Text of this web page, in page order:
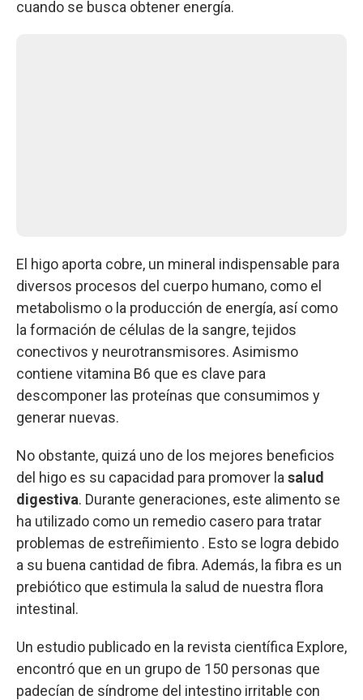
cuando se busca obtener energía.
El higo aporta cobre, un mineral indispensable para
diversos procesos del cuerpo humano, como el
metabolismo o la producción de energía, así como
la formación de células de la sangre, tejidos
conectivos y neurotransmisores. Asimismo
contiene vitamina B6 que es clave para
descomponer las proteínas que consumimos y
generar nuevas.
No obstante, quizá uno de los mejores beneficios
del higo es su capacidad para promover la salud
digestiva. Durante generaciones, este alimento se
ha utilizado como un remedio casero para tratar
problemas de estreñimiento . Esto se logra debido
a su buena cantidad de fibra. Además, la fibra es un
prebiótico que estimula la salud de nuestra flora
intestinal.
Un estudio publicado en la revista científica Explore,
encontró que en un grupo de 150 personas que
padecían de síndrome del intestino irritable con